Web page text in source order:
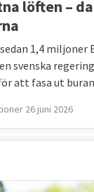
löften –
1,4 miljoner
svenska
att fasa ut
26 juni 2026